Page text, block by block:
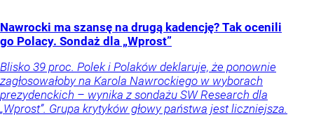
Nawrocki ma szansę na drugą kadencję? Tak ocenili
go Polacy. Sondaż dla „Wprost”
Blisko 39 proc. Polek i Polaków deklaruje, że ponownie
zagłosowałoby na Karola Nawrockiego w wyborach
prezydenckich – wynika z sondażu SW Research dla
„Wprost”. Grupa krytyków głowy państwa jest liczniejsza.